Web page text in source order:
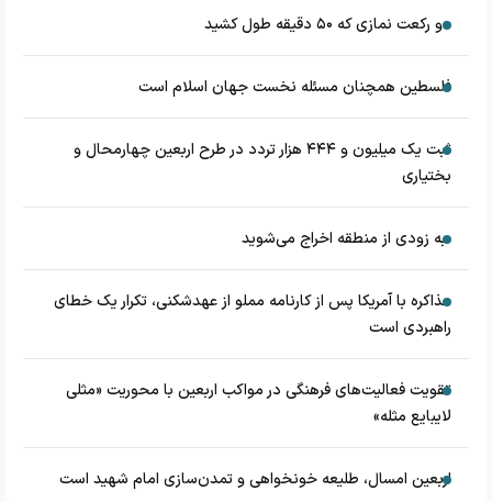
دو رکعت نمازی که ۵۰ دقیقه طول کشید
فلسطین همچنان مسئله نخست جهان اسلام است
ثبت یک میلیون و ۴۴۴ هزار تردد در طرح اربعین چهارمحال و
بختیاری
به زودی از منطقه اخراج می‌شوید
مذاکره با آمریکا پس از کارنامه مملو از عهدشکنی، تکرار یک خطای
راهبردی است
تقویت فعالیت‌های فرهنگی در مواکب اربعین با محوریت «مثلی
لایبایع مثله»
اربعین امسال، طلیعه خونخواهی و تمدن‌سازی امام شهید است